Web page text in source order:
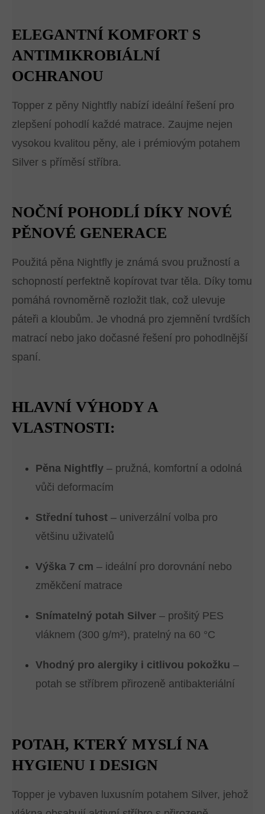
ELEGANTNÍ KOMFORT S
ANTIMIKROBIÁLNÍ
OCHRANOU
Topper z pěny Nightfly nabízí ideální řešení pro
zlepšení pohodlí každé matrace. Zaujme nejen
vysokou kvalitou pěny, ale i prémiovým potahem
Silver s příměsí stříbra.
NOČNÍ POHODLÍ DÍKY NOVÉ
PĚNOVÉ GENERACE
Použitá pěna Nightfly je známá svou pružností a
schopností perfektně kopírovat tvar těla. Díky tomu
pomáhá rovnoměrně rozložit tlak, což ulevuje
páteři a kloubům. Je vhodná pro zjemnění tvrdších
matrací nebo jako dočasné řešení pro pohodlnější
spaní.
HLAVNÍ VÝHODY A
VLASTNOSTI:
Pěna Nightfly – pružná, komfortní a odolná
vůči deformacím
Střední tuhost – univerzální volba pro
většinu uživatelů
Výška 7 cm – ideální pro dorovnání nebo
změkčení matrace
Snímatelný potah Silver – prošitý PES
vláknem (300 g/m²), pratelný na 60 °C
Vhodný pro alergiky i citlivou pokožku –
potah se stříbrem přirozeně antibakteriální
POTAH, KTERÝ MYSLÍ NA
HYGIENU I DESIGN
Topper je vybaven luxusním potahem Silver, jehož